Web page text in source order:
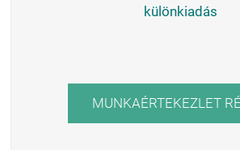
különkiadás
MUNKAÉRTEKEZLET